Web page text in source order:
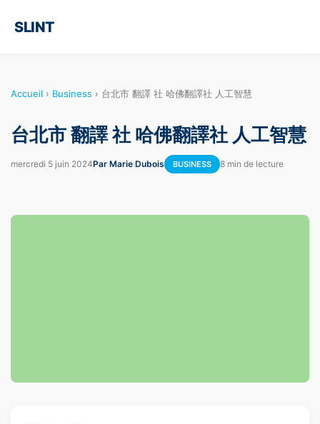
SLINT
Accueil › Business › 台北市 翻譯 社 哈佛翻譯社 人工智慧
台北市 翻譯 社 哈佛翻譯社 人工智慧
mercredi 5 juin 2024Par Marie Dubois BUSINESS 8 min de lecture